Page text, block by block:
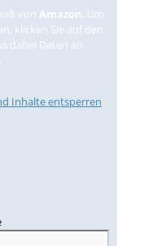
von Amazon. Um
klicken Sie auf den
dabei Daten an
Inhalte entsperren